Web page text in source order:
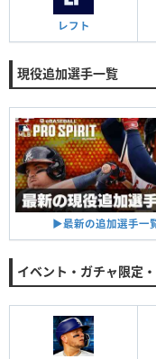
レフト
現役追加選手一覧
▶︎最新の追加選手一
イベント・ガチャ限定